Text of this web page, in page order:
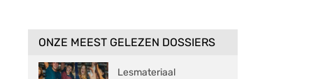
ONZE MEEST GELEZEN DOSSIERS
Lesmateriaal